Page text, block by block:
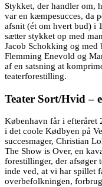
Stykket, der handler om,
var en kæmpesucces, da
afsnit (ét om hvert bud) i
sætter stykket op med
Jacob Schokking og med
Flemming Enevold og
af en satsning at
teaterforestilling.
Teater Sort/Hvid –
København får i efteråret
i det coole Kødbyen på
succesmager, Christian
The Show is Over, en
forestillinger, der afsøger
inde ved, at vi har spillet
overbefolkningen,